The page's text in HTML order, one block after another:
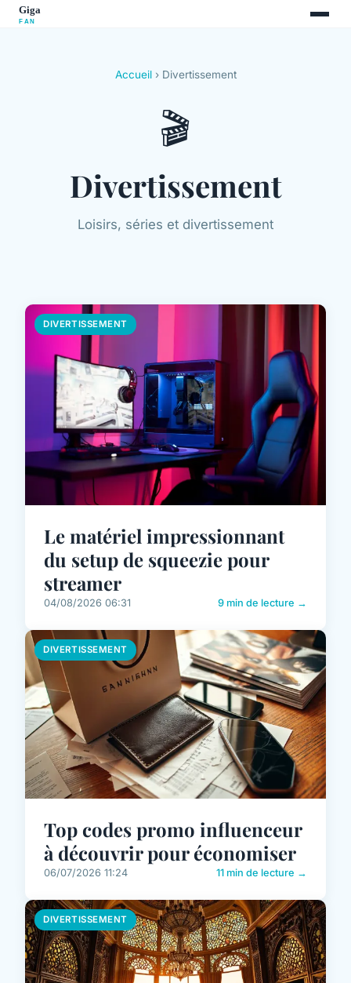
Accueil› Divertissement
🎬
Divertissement
Loisirs, séries et divertissement
DIVERTISSEMENT
Le matériel impressionnant
du setup de squeezie pour
streamer
04/08/2026 06:31 9 min de lecture →
DIVERTISSEMENT
Top codes promo influenceur
à découvrir pour économiser
06/07/2026 11:24 11 min de lecture →
DIVERTISSEMENT